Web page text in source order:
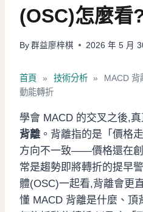
(OSC)怎麼看
By 群益廖梓棋 2026 年 5 月
首頁 » 技術分析 »
MACD 背
動能轉折
學會 MACD 的交叉之後,
背離 。背離指的是「價格
方向不一致——價格還在
常是趨勢即將轉折的提早
體(OSC)一起看,背離會更
懂 MACD 背離是什麼、頂